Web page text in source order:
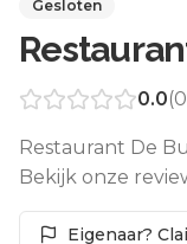
Gesloten
0.0(0
Restaurant De
Bekijk onze
Eigenaar?